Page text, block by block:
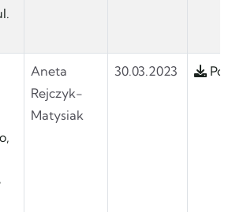
Aneta
Rejczyk-
Matysiak
30.03.2023